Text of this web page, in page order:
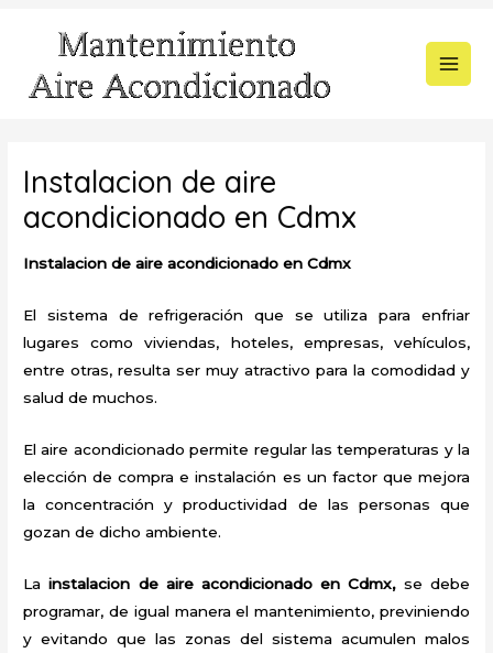
contenido
Instalacion de aire
acondicionado en Cdmx
Instalacion de aire acondicionado en Cdmx
El sistema de refrigeración que se utiliza para enfriar
lugares como viviendas, hoteles, empresas, vehículos,
entre otras, resulta ser muy atractivo para la comodidad y
salud de muchos.
El aire acondicionado permite regular las temperaturas y la
elección de compra e instalación es un factor que mejora
la concentración y productividad de las personas que
gozan de dicho ambiente.
Lainstalacion de aire acondicionado en Cdmx,se debe
programar, de igual manera el mantenimiento, previniendo
y evitando que las zonas del sistema acumulen malos